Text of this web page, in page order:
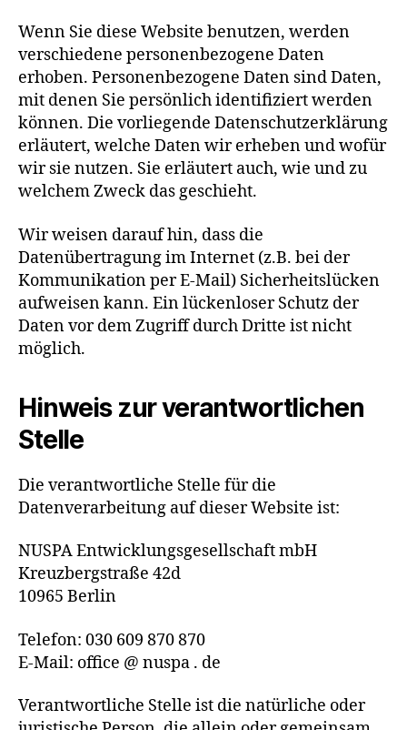
Wenn Sie diese Website benutzen, werden
verschiedene personenbezogene Daten
erhoben. Personenbezogene Daten sind Daten,
mit denen Sie persönlich identifiziert werden
können. Die vorliegende Datenschutzerklärung
erläutert, welche Daten wir erheben und wofür
wir sie nutzen. Sie erläutert auch, wie und zu
welchem Zweck das geschieht.
Wir weisen darauf hin, dass die
Datenübertragung im Internet (z.B. bei der
Kommunikation per E-Mail) Sicherheitslücken
aufweisen kann. Ein lückenloser Schutz der
Daten vor dem Zugriff durch Dritte ist nicht
möglich.
Hinweis zur verantwortlichen
Stelle
Die verantwortliche Stelle für die
Datenverarbeitung auf dieser Website ist:
NUSPA Entwicklungsgesellschaft mbH
Kreuzbergstraße 42d
10965 Berlin
Telefon: 030 609 870 870
E-Mail: office @ nuspa . de
Verantwortliche Stelle ist die natürliche oder